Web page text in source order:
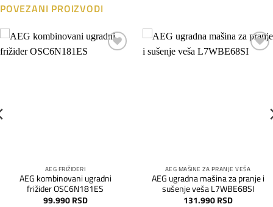
POVEZANI PROIZVODI
AEG FRIŽIDERI
AEG kombinovani ugradni
frižider OSC6N181ES
99.990 RSD
AEG MAŠINE ZA PRANJE VEŠA
AEG ugradna mašina za pranje i
sušenje veša L7WBE68SI
131.990 RSD